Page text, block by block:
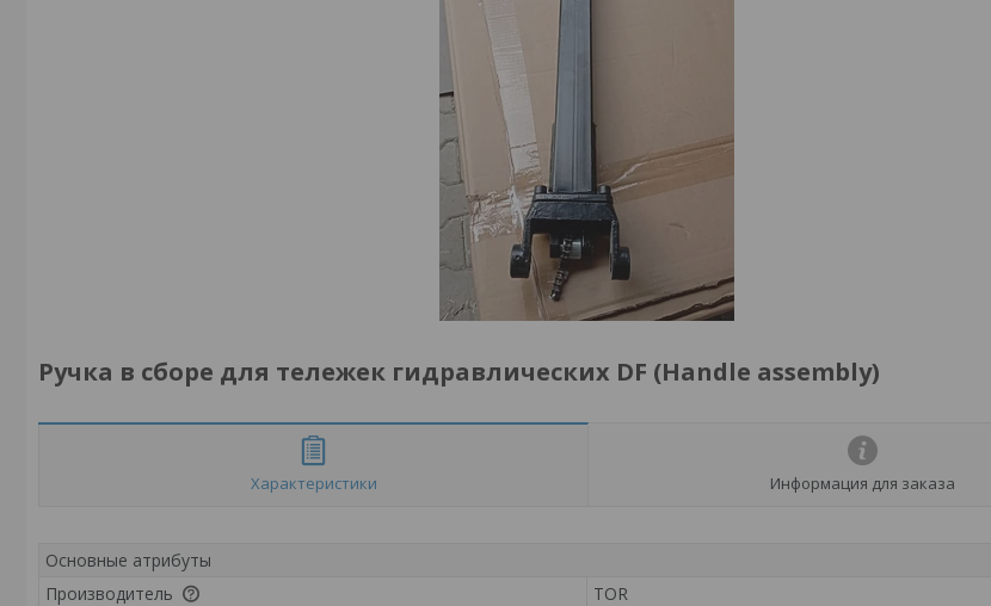
Ручка в сборе для тележек гидравлических DF (Handle assembly)
Характеристики Информация для заказа
Основные атрибуты
Производитель
TOR